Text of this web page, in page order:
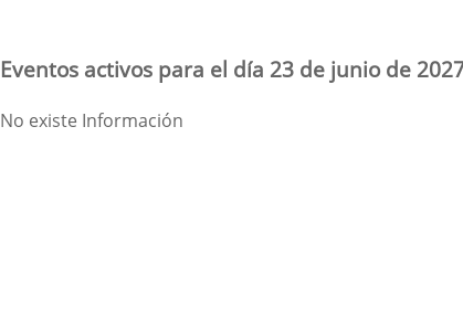
Eventos activos para el día 23 de junio de 2027
No existe Información